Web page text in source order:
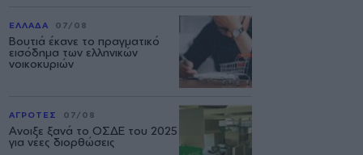
ΕΛΛΑΔΑ 07/08
Βουτιά έκανε το πραγματικό
εισόδημα των ελληνικών
νοικοκυριών
ΑΓΡΟΤΕΣ 07/08
Ανοιξε ξανά το ΟΣΔΕ του 2025
για νέες διορθώσεις